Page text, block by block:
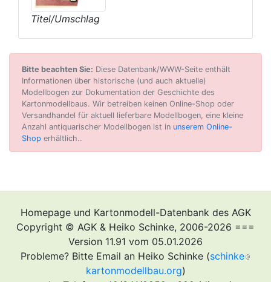
Titel/Umschlag
Bitte beachten Sie: Diese Datenbank/WWW-Seite enthält
Informationen über historische (und auch aktuelle)
Modellbogen zur Dokumentation der Geschichte des
Kartonmodellbaus. Wir betreiben keinen Online-Shop oder
Versandhandel für aktuell lieferbare Modellbogen, eine kleine
Anzahl antiquarischer Modellbogen ist in unserem Online-
Shop erhältlich..
Homepage und Kartonmodell-Datenbank des AGK
Copyright © AGK & Heiko Schinke, 2006-2026 ===
Version 11.91 vom 05.01.2026
Probleme? Bitte Email an Heiko Schinke (schinke
kartonmodellbau.org)